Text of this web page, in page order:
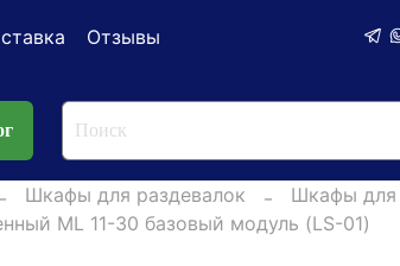
Отзывы
Шкафы для раздевалок
Шкафы для
ML 11-30 базовый модуль (LS-01)